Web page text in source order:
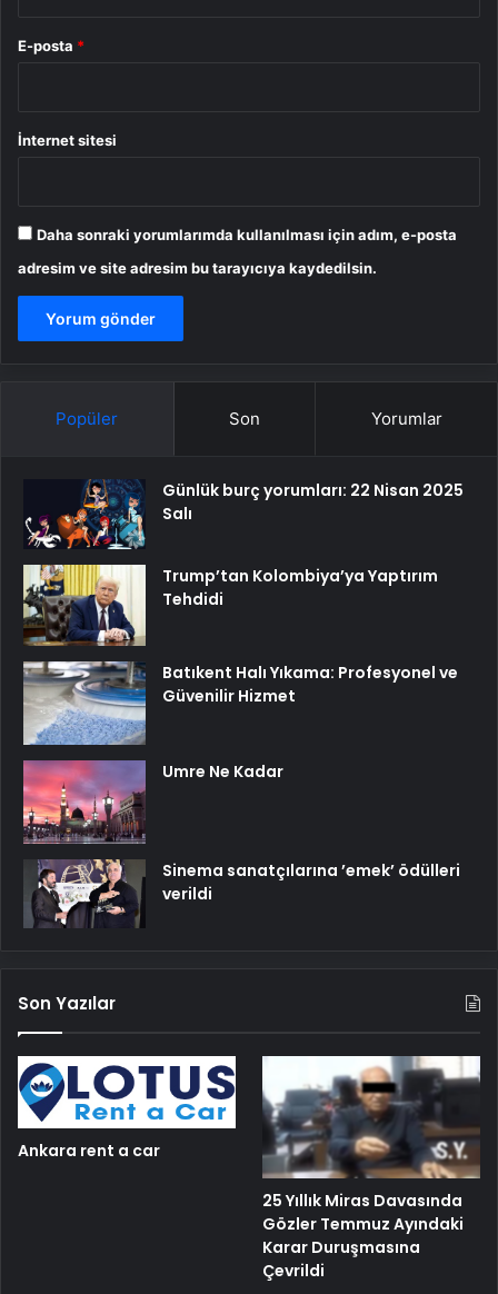
E-posta *
İnternet sitesi
Daha sonraki yorumlarımda kullanılması için adım, e-posta
adresim ve site adresim bu tarayıcıya kaydedilsin.
Popüler Son Yorumlar
Günlük burç yorumları: 22 Nisan 2025
Salı
Trump’tan Kolombiya’ya Yaptırım
Tehdidi
Batıkent Halı Yıkama: Profesyonel ve
Güvenilir Hizmet
Umre Ne Kadar
Sinema sanatçılarına ’emek’ ödülleri
verildi
Son Yazılar
Ankara rent a car
25 Yıllık Miras Davasında
Gözler Temmuz Ayındaki
Karar Duruşmasına
Çevrildi